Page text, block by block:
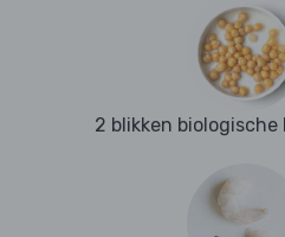
2 blikken